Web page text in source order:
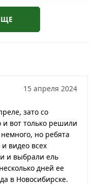
15 апреля 2024
зато со
вот только решили
но ребята
видео всех
и выбрали ель
дней ее
в Новосибирске.